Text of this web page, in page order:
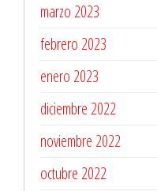
marzo 2023
febrero 2023
enero 2023
diciembre 2022
noviembre 2022
octubre 2022